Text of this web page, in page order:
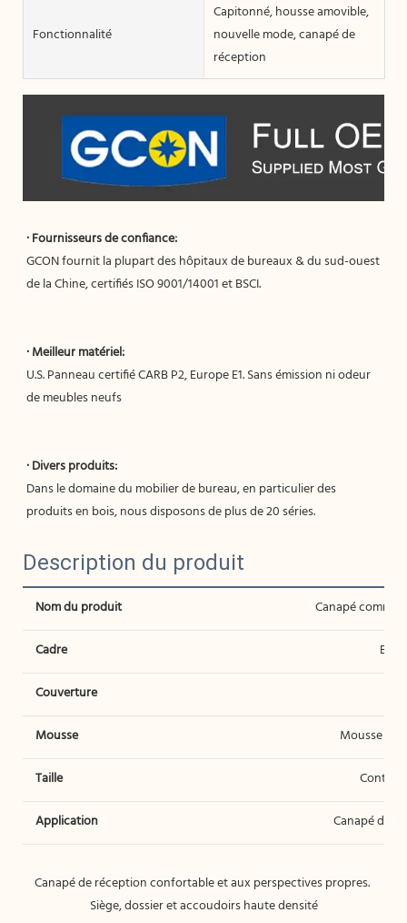
Fonctionnalité
Capitonné, housse amovible,
nouvelle mode, canapé de
réception
GCON fournit la plupart des hôpitaux de bureaux & du sud-ouest
U.S. Panneau certifié CARB P2, Europe E1. Sans émission ni odeur
Dans le domaine du mobilier de bureau, en particulier des
Description du produit
Nom du produit Canapé
Cadre Bois
Couverture
Mousse Mousse
Taille
Application Canapé de
Canapé de réception confortable et aux perspectives propres.
Siège, dossier et accoudoirs haute densité